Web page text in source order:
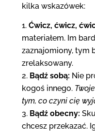
kilka wskazówek:
Ćwicz, ćwicz,
materiałem. Im
zaznajomiony, tym
zrelaksowany.
Bądź sobą: Nie
kogoś innego.
tym, co czyni cię
Bądź obecny:
chcesz przekazać.